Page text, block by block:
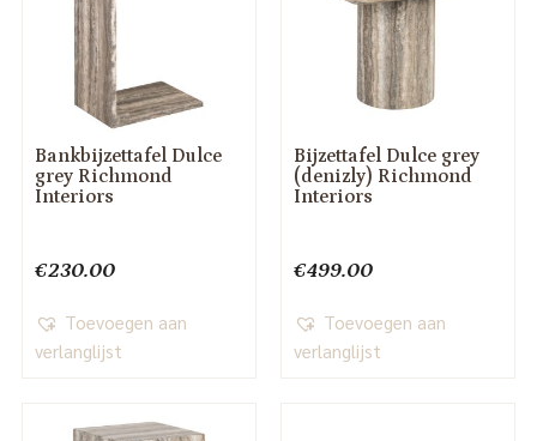
Bankbijzettafel Dulce
grey Richmond
Interiors
€230.00
Toevoegen aan
verlanglijst
Bijzettafel Dulce grey
(denizly) Richmond
Interiors
€499.00
Toevoegen aan
verlanglijst